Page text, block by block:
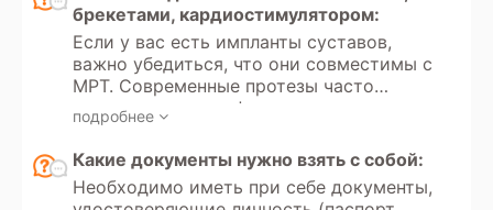
его в частной клинике на платной
основе.
брекетами, кардиостимулятором:
Если у вас есть импланты суставов,
важно убедиться, что они совместимы с
МРТ. Современные протезы часто
изготовлены из неферромагнитных
материалов, но перед обследованием
следует уточнить у врача или в центре
МРТ, имеют ли они ограничения по
воздействию магнитного поля. Ношение
подробнее
Какие документы нужно взять с собой:
Необходимо иметь при себе документы,